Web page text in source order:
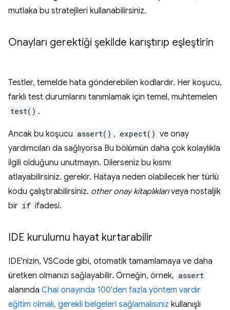
mutlaka bu stratejileri kullanabilirsiniz.
Onayları gerektiği şekilde karıştırıp eşleştirin
Testler, temelde hata gönderebilen kodlardır. Her koşucu,
farklı test durumlarını tanımlamak için temel, muhtemelen
test() .
Ancak bu koşucu assert() , expect() ve onay
yardımcıları da sağlıyorsa Bu bölümün daha çok kolaylıkla
ilgili olduğunu unutmayın. Dilerseniz bu kısmı
atlayabilirsiniz. gerekir. Hataya neden olabilecek her türlü
kodu çalıştırabilirsiniz. other onay kitaplıklarıveya nostaljik
bir if ifadesi.
IDE kurulumu hayat kurtarabilir
IDE'nizin, VSCode gibi, otomatik tamamlamaya ve daha
üretken olmanızı sağlayabilir. Örneğin, örnek, assert
alanında Chai onayında 100'den fazla yöntem vardır
eğitim olmalı, gerekli belgeleri sağlamalısınız kullanışlı